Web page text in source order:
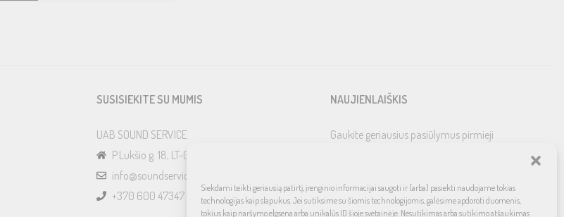
Siekdami teikti geriausią patirtį, įrenginio informacijai saugoti ir (arba) pasiekti naudojame tokias
technologijas kaip slapukus. Jei sutiksime su šiomis technologijomis, galėsime apdoroti duomenis,
tokius kaip naršymo elgsena arba unikalūs ID šioje svetainėje. Nesutikimas arba sutikimo atšaukimas
SUSISIEKITE SU MUMIS
UAB SOUND SERVICE
P.Lukšio g. 18, LT-08222, Vilnius
info@soundservice.lt
+370 600 47347
NAUJIENLAIŠKIS
Gaukite geriausius pasiūlymus pirmieji